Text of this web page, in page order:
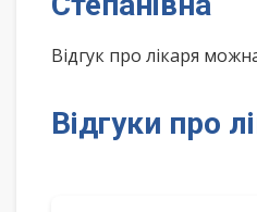
Відгук про лікаря
Відгуки про